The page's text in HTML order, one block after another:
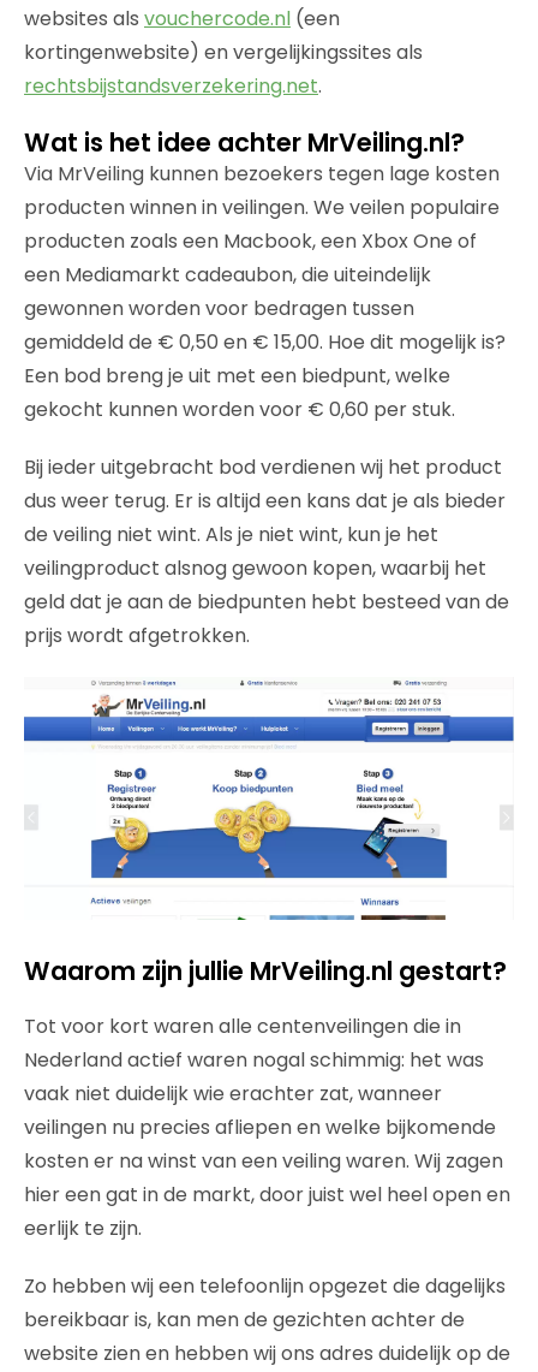
websites als vouchercode.nl (een
kortingenwebsite) en vergelijkingssites als
rechtsbijstandsverzekering.net.
Wat is het idee achter MrVeiling.nl?
Via MrVeiling kunnen bezoekers tegen lage kosten
producten winnen in veilingen. We veilen populaire
producten zoals een Macbook, een Xbox One of
een Mediamarkt cadeaubon, die uiteindelijk
gewonnen worden voor bedragen tussen
gemiddeld de € 0,50 en € 15,00. Hoe dit mogelijk is?
Een bod breng je uit met een biedpunt, welke
gekocht kunnen worden voor € 0,60 per stuk.
Bij ieder uitgebracht bod verdienen wij het product
dus weer terug. Er is altijd een kans dat je als bieder
de veiling niet wint. Als je niet wint, kun je het
veilingproduct alsnog gewoon kopen, waarbij het
geld dat je aan de biedpunten hebt besteed van de
prijs wordt afgetrokken.
Waarom zijn jullie MrVeiling.nl gestart?
Tot voor kort waren alle centenveilingen die in
Nederland actief waren nogal schimmig: het was
vaak niet duidelijk wie erachter zat, wanneer
veilingen nu precies afliepen en welke bijkomende
kosten er na winst van een veiling waren. Wij zagen
hier een gat in de markt, door juist wel heel open en
eerlijk te zijn.
Zo hebben wij een telefoonlijn opgezet die dagelijks
bereikbaar is, kan men de gezichten achter de
website zien en hebben wij ons adres duidelijk op de